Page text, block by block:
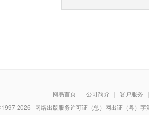
网易首页 | 公司简介 | 客户服务
|
2026 网络出版服务许可证（总）网出证（粤）